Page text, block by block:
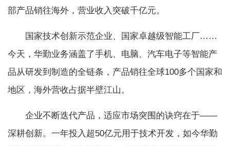
部产品销往海外，营业收入突破千亿元。
国家技术创新示范企业、国家卓越级智能工厂……
今天，华勤业务涵盖了手机、电脑、汽车电子等智能产
品从研发到制造的全链条，产品销往全球100多个国家和
地区，海外营收占据半壁江山。
企业不断迭代产品，适应市场突围的诀窍在于——
深耕创新。一年投入超50亿元用于技术开发，如今华勤